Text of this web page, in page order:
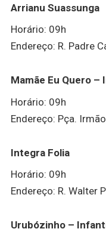
Arrianu Suassunga
Horário: 09h
Endereço: R. Padre
Mamãe Eu Quero –
Horário: 09h
Endereço: Pça.
Integra Folia
Horário: 09h
Endereço: R. Walter
Urubózinho –